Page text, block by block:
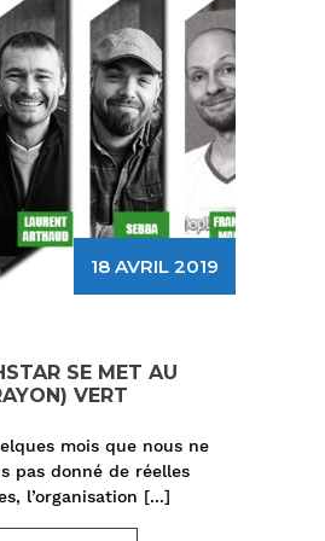
18 AVRIL 2019
SE MET AU
VERT
mois que nous ne
pas donné de réelles
l’organisation [...]